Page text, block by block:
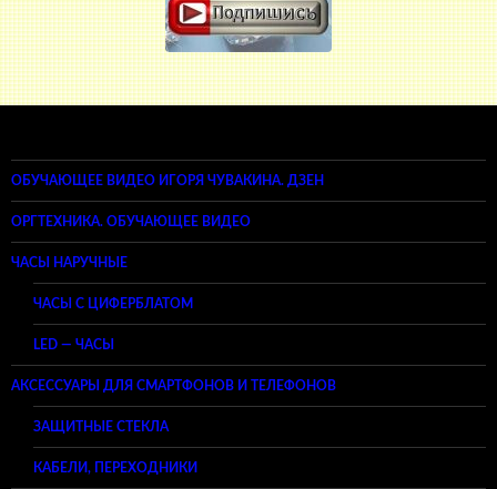
ОБУЧАЮЩЕЕ ВИДЕО ИГОРЯ ЧУВАКИНА. ДЗЕН
ОРГТЕХНИКА. ОБУЧАЮЩЕЕ ВИДЕО
ЧАСЫ НАРУЧНЫЕ
ЧАСЫ С ЦИФЕРБЛАТОМ
LED — ЧАСЫ
АКСЕССУАРЫ ДЛЯ СМАРТФОНОВ И ТЕЛЕФОНОВ
ЗАЩИТНЫЕ СТЕКЛА
КАБЕЛИ, ПЕРЕХОДНИКИ